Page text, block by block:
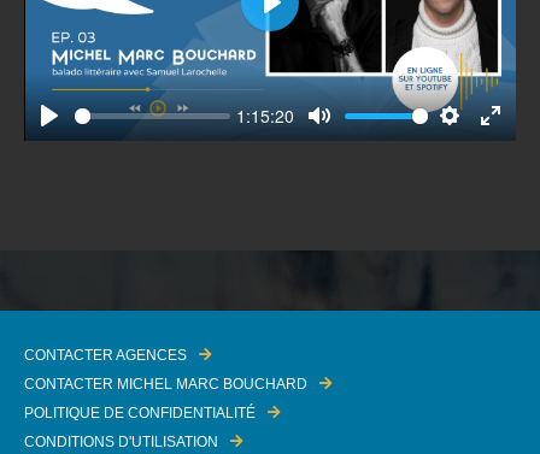
Play
1:15:20
Mute SettingsEnter
Play
CONTACTER AGENCES
CONTACTER MICHEL MARC BOUCHARD
POLITIQUE DE CONFIDENTIALITÉ
CONDITIONS D'UTILISATION